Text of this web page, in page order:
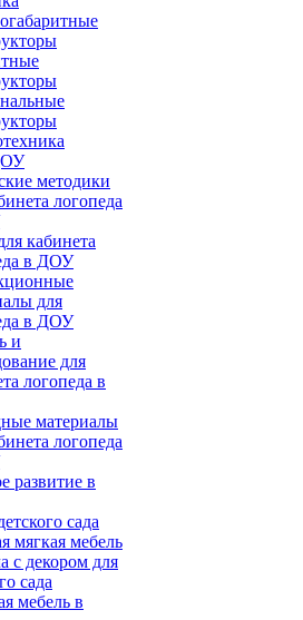
методики
логопеда
кабинета
в ДОУ
для
в ДОУ
и
для
логопеда в
материалы
логопеда
развитие в
сада
мягкая мебель
с декором для
сада
мебель в